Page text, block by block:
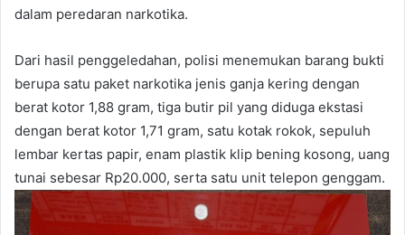
dalam peredaran narkotika.
Dari hasil penggeledahan, polisi menemukan barang bukti
berupa satu paket narkotika jenis ganja kering dengan
berat kotor 1,88 gram, tiga butir pil yang diduga ekstasi
dengan berat kotor 1,71 gram, satu kotak rokok, sepuluh
lembar kertas papir, enam plastik klip bening kosong, uang
tunai sebesar Rp20.000, serta satu unit telepon genggam.